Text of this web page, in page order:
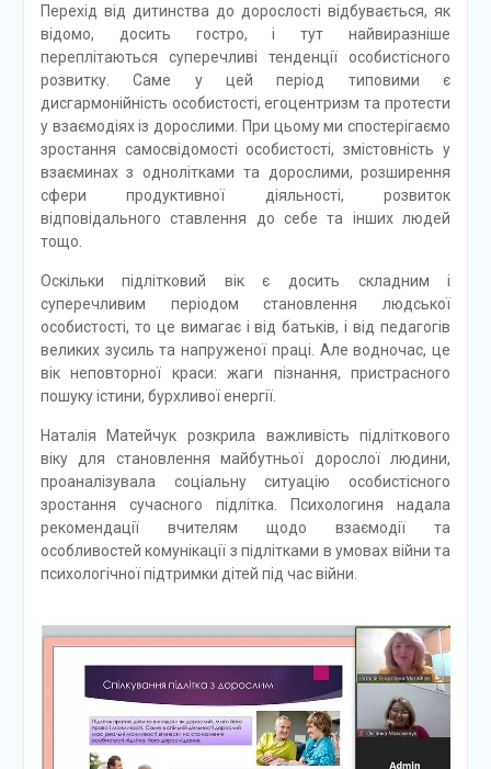
Перехід від дитинства до дорослості відбувається, як
відомо, досить гостро, і тут найвиразніше
переплітаються суперечливі тенденції особистісного
розвитку. Саме у цей період типовими є
дисгармонійність особистості, егоцентризм та протести
у взаємодіях із дорослими. При цьому ми спостерігаємо
зростання самосвідомості особистості, змістовність у
взаєминах з однолітками та дорослими, розширення
сфери продуктивної діяльності, розвиток
відповідального ставлення до себе та інших людей
тощо.
Оскільки підлітковий вік є досить складним і
суперечливим періодом становлення людської
особистості, то це вимагає і від батьків, і від педагогів
великих зусиль та напруженої праці. Але водночас, це
вік неповторної краси: жаги пізнання, пристрасного
пошуку істини, бурхливої енергії.
Наталія Матейчук розкрила важливість підліткового
віку для становлення майбутньої дорослої людини,
проаналізувала соціальну ситуацію особистісного
зростання сучасного підлітка. Психологиня надала
рекомендації вчителям щодо взаємодії та
особливостей комунікації з підлітками в умовах війни та
психологічної підтримки дітей під час війни.